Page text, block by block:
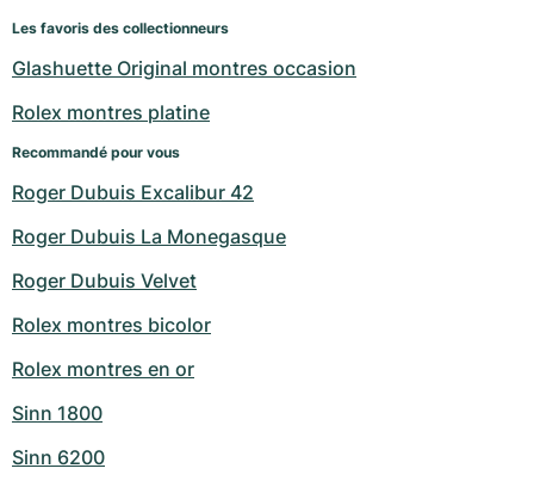
Les favoris des collectionneurs
Glashuette Original montres occasion
Rolex montres platine
Recommandé pour vous
Roger Dubuis Excalibur 42
Roger Dubuis La Monegasque
Roger Dubuis Velvet
Rolex montres bicolor
Rolex montres en or
Sinn 1800
Sinn 6200